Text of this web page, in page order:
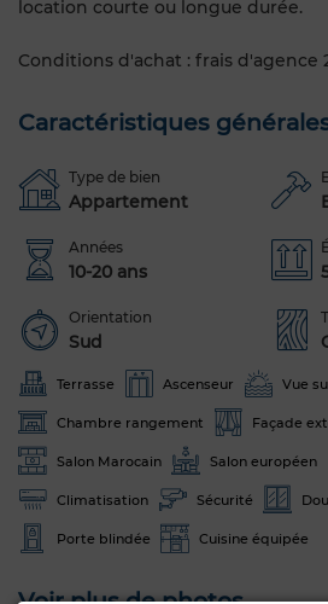
location courte ou longue durée.
Conditions d'achat : frais d'agence
Caractéristiques
Type de bien
Appartement
Années
10-20 ans
Orientation
Sud
Terrasse Ascenseur Vue
Chambre rangement Façade
Salon Marocain Salon européen
Climatisation Sécurité
Porte blindée Cuisine équipée